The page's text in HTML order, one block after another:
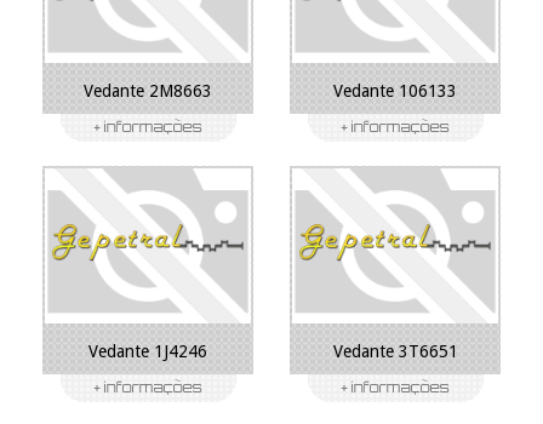
Vedante 2M8663 Vedante 106133
Vedante 1J4246 Vedante 3T6651